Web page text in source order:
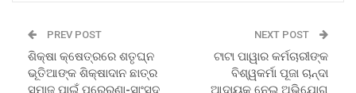
PREV POST
ଶିକ୍ଷା କ୍ଷେତ୍ରରେ ଶତୃଘ୍ନ
ଭୂତିଆଙ୍କ ଶିକ୍ଷାଦାନ ଛାତ୍ର
NEXT POST
ଟାଟା ପାୱାର କର୍ମଚାରୀଙ୍କ
ବିଶ୍ୱକର୍ମା ପୂଜା ଚାନ୍ଦା